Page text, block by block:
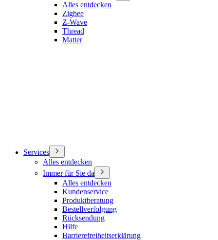
Alles entdecken
Zigbee
Z-Wave
Thread
Matter
Services
Alles entdecken
Immer für Sie da
Alles entdecken
Kundenservice
Produktberatung
Bestellverfolgung
Rücksendung
Hilfe
Barrierefreiheitserklärung